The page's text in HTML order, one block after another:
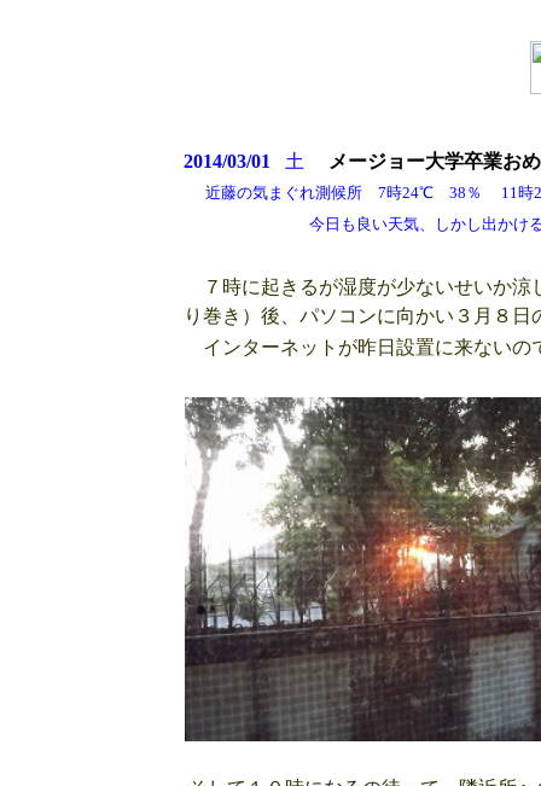
2014/03/01 土 メージョー大学卒業お
近藤の気まぐれ測候所 7時24℃ 38％
今日も良い天気、しかし出かけると山
７時に起きるが湿度が少ないせいか涼
り巻き）後、パソコンに向かい３月８
インターネットが昨日設置に来ないの